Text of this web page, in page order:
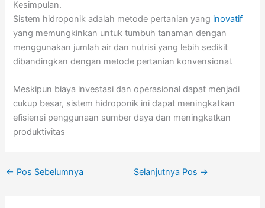
Kesimpulan.
Sistem hidroponik adalah metode pertanian yang inovatif
yang memungkinkan untuk tumbuh tanaman dengan
menggunakan jumlah air dan nutrisi yang lebih sedikit
dibandingkan dengan metode pertanian konvensional.
Meskipun biaya investasi dan operasional dapat menjadi
cukup besar, sistem hidroponik ini dapat meningkatkan
efisiensi penggunaan sumber daya dan meningkatkan
produktivitas
← Pos Sebelumnya Selanjutnya Pos →